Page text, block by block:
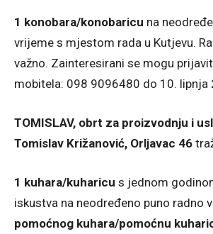
1 konobara/konobaricu na
vrijeme s mjestom rada u Kutjevu.
važno. Zainteresirani se mogu
mobitela: 098 9096480 do 10. lipnja
TOMISLAV, obrt za proizvodnju i
Tomislav Križanović, Orljavac 46
1 kuhara/kuharicu s jednom
iskustva na neodređeno puno radno
pomoćnog kuhara/pomoćnu